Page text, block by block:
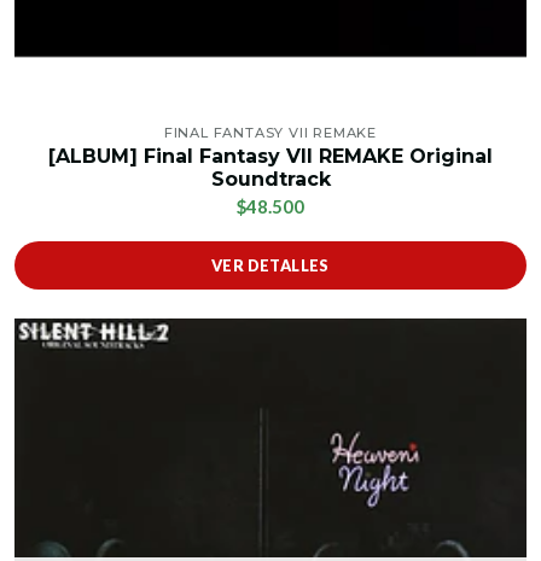
FINAL FANTASY VII REMAKE
[ALBUM] Final Fantasy VII REMAKE Original
Soundtrack
$48.500
VER DETALLES